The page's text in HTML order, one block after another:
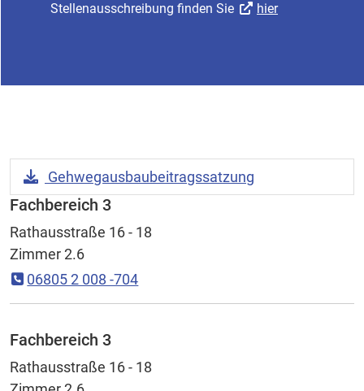
Stellenausschreibung finden Sie
hier
Gehwegausbaubeitrag
Download Datei:
Gehwegausbaubeitragssatzung
Fachbereich 3
Rathausstraße 16 - 18
Zimmer 2.6
06805 2 008 -704
Fachbereich 3
Rathausstraße 16 - 18